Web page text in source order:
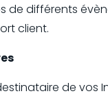
différents
client.
de vos